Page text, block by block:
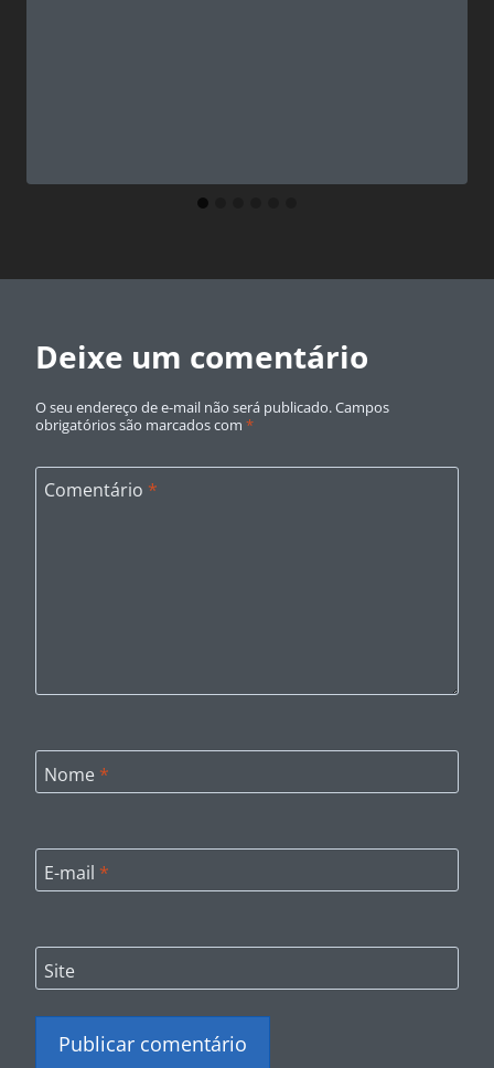
Deixe um comentário
O seu endereço de e-mail não será publicado.Campos
obrigatórios são marcados com *
Comentário *
Nome *
E-mail *
Site